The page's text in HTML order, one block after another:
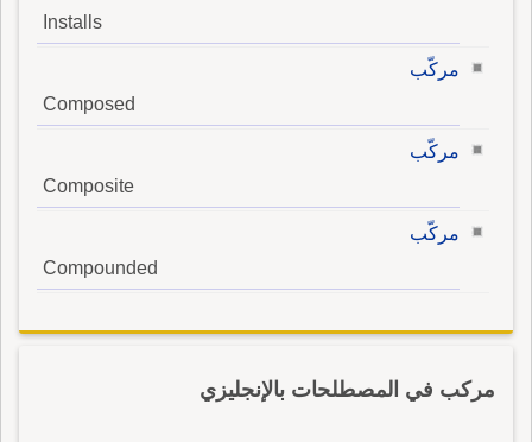
Installs
مركّب
Composed
مركّب
Composite
مركّب
Compounded
مركب في المصطلحات بالإنجليزي